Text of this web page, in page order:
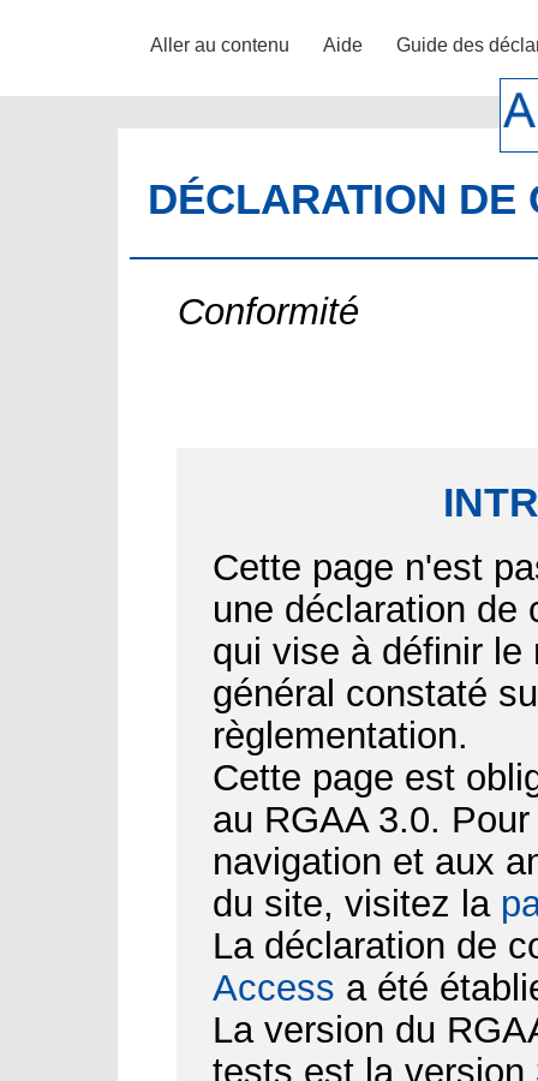
Aller au contenu Aide Guide des
DÉCLARATION DE
Conformité
Cette page n'est
une déclaration de
qui vise à définir
général constaté
règlementation.
Cette page est
au RGAA 3.0.
navigation et aux
du site, visitez la
La déclaration de
Access a été
La version du
tests est la version